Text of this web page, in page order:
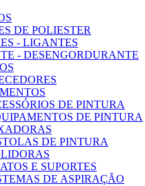
DE POLIESTER
- LIGANTES
- DESENGORDURANTE
DE PINTURA
DE PINTURA
DE PINTURA
E SUPORTES
DE ASPIRAÇÃO